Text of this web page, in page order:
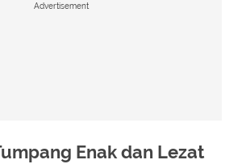
Advertisement
Enak dan Lezat